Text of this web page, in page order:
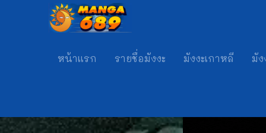
หน้าแรก รายชื่อมังงะ มังงะเกาหลี มั